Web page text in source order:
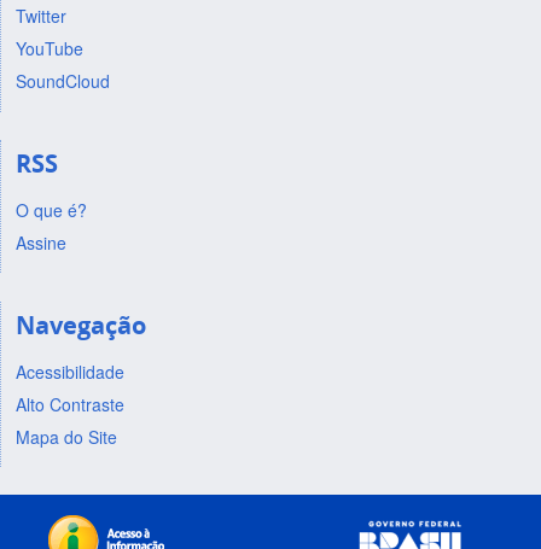
Twitter
YouTube
SoundCloud
RSS
O que é?
Assine
Navegação
Acessibilidade
Alto Contraste
Mapa do Site